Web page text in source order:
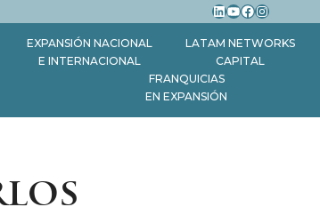
LinkedIn
YouTube
Facebook
Instagram
EXPANSIÓN NACIONAL
E INTERNACIONAL
LATAM NETWORKS
CAPITAL
FRANQUICIAS
EN EXPANSIÓN